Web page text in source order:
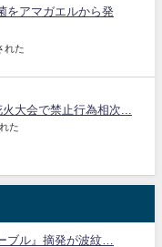
をアマガエルから発
れた
火大会で禁止行為相次...
た
ブル』摘発が波紋…